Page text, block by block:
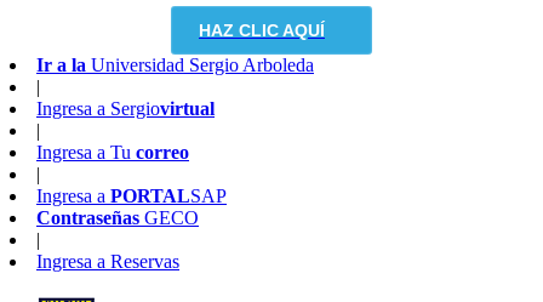
HAZ CLIC AQUÍ
Ir a la Universidad Sergio Arboleda
|
Ingresa a Sergiovirtual
|
Ingresa a Tu correo
|
Ingresa a PORTALSAP
Contraseñas GECO
|
Ingresa a Reservas